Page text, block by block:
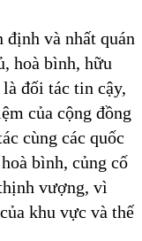
và nhất quán
hoà bình, hữu
đối tác tin cậy,
của cộng đồng
cùng các quốc
bình, củng cố
vượng, vì
khu vực và thế